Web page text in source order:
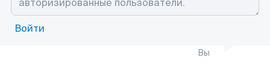
Войти
Вы